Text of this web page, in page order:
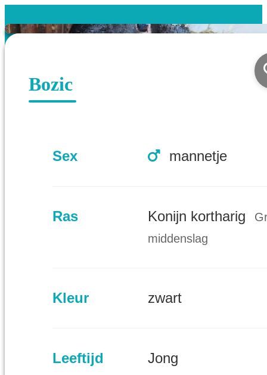
Bozic
Sex mannetje
Ras Konijn kortharig
middenslag
Kleur zwart
Leeftijd Jong